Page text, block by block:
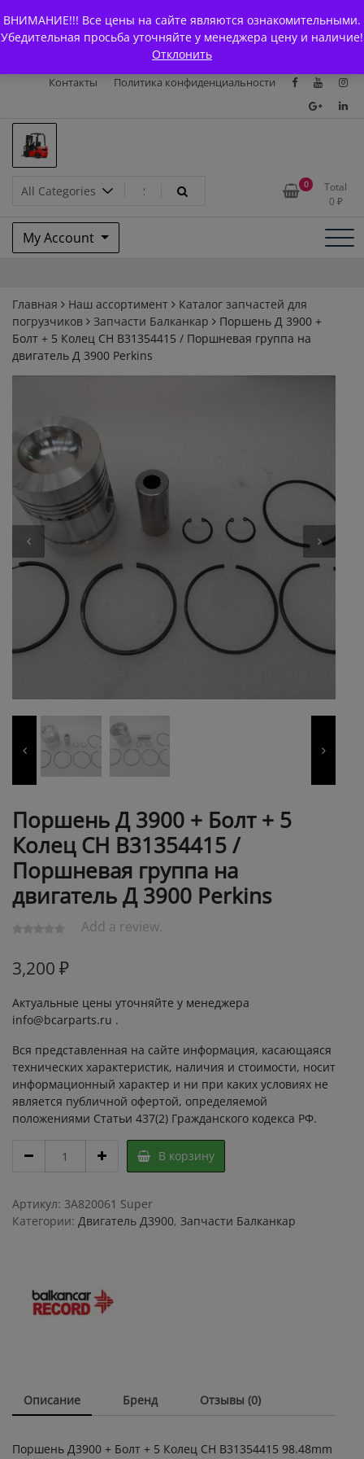
ВНИМАНИЕ!!! Все цены на сайте являются ознакомительными.
Убедительная просьба уточняйте у менеджера цену и наличие!
Отклонить
to
content
Главная
Магазин О Компании
Каталоги
Доставка и оплата
Контакты
Политика конфиденциальности
Запчасти для вилочых
погрузчиков и
электротележек Balkancar
0
Total
0 ₽
My Account
Главная Наш ассортимент
Каталог запчастей для
погрузчиков
Запчасти Балканкар
Поршень Д 3900 +
Болт + 5 Колец CH В31354415 / Поршневая группа на
двигатель Д 3900 Perkins
Поршень Д 3900 + Болт + 5
Колец CH В31354415 /
Поршневая группа на
двигатель Д 3900 Perkins
Add a review.
3,200 ₽
Актуальные цены уточняйте у менеджера
info@bcarparts.ru .
Вся представленная на сайте информация, касающаяся
технических характеристик, наличия и стоимости, носит
информационный характер и ни при каких условиях не
является публичной офертой, определяемой
положениями Статьи 437(2) Гражданского кодекса РФ.
+
Болт
В31354415
/
Д
3900
quantity
В корзину
Артикул: 3A820061 Super
Категории: Двигатель Д3900, Запчасти Балканкар
Описание Бренд Отзывы (0)
Поршень Д3900 + Болт + 5 Колец CH В31354415 98.48mm